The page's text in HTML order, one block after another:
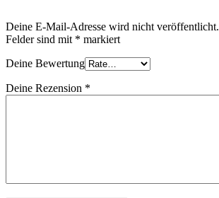
Deine E-Mail-Adresse wird nicht veröffentlicht.
Felder sind mit * markiert
Deine Bewertung
Deine Rezension *